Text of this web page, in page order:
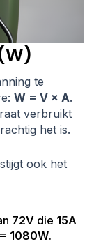
te
W = V × A.
verbruikt
het is.
ook het
72V die 15A
1080W.